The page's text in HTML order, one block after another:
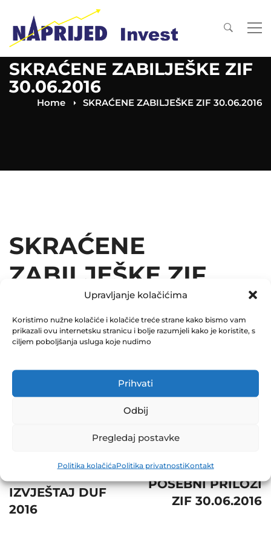
Upravljanje kolačićima
Koristimo nužne kolačiće i kolačiće treće strane kako bismo vam
prikazali ovu internetsku stranicu i bolje razumjeli kako je koristite, s
ciljem poboljšanja usluga koje nudimo
Prihvati
Odbij
Pregledaj postavke
Politika kolačićaPolitika privatnostiKontakt
SKRAĆENE ZABILJEŠKE ZIF
30.06.2016
Home SKRAĆENE ZABILJEŠKE ZIF 30.06.2016
SKRAĆENE
ZABILJEŠKE ZIF
30.06.2016
December 31, 2016
0 Comments
Share
navigation
IZVJEŠTAJ DUF
2016
POSEBNI PRILOZI
ZIF 30.06.2016